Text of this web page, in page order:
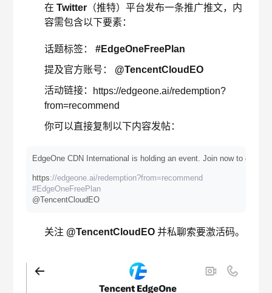
在 Twitter（推特）平台发布一条推广推文，内
容需包含以下要素：
话题标签： #EdgeOneFreePlan
提及官方账号： @TencentCloudEO
活动链接：
https://edgeone.ai/redemption?
from=recommend
你可以直接复制以下内容发帖：
EdgeOne CDN International is holding an event. Join now to get a
https://edgeone.ai/redemption?from=recommend
#EdgeOneFreePlan
@TencentCloudEO
关注 @TencentCloudEO并私聊索要激活码。